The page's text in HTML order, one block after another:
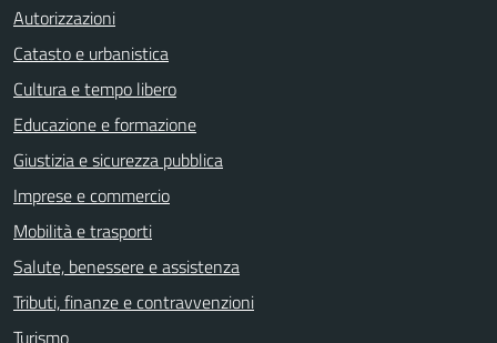
Autorizzazioni
Catasto e urbanistica
Cultura e tempo libero
Educazione e formazione
Giustizia e sicurezza pubblica
Imprese e commercio
Mobilità e trasporti
Salute, benessere e assistenza
Tributi, finanze e contravvenzioni
Turismo